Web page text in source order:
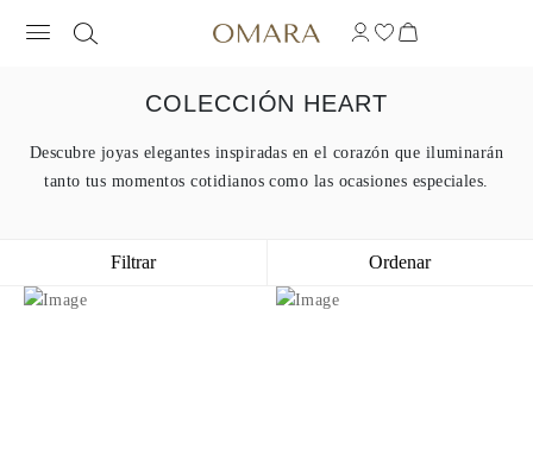
COLECCIÓN HEART
Descubre joyas elegantes inspiradas en el corazón que iluminarán
tanto tus momentos cotidianos como las ocasiones especiales.
Filtrar Ordenar